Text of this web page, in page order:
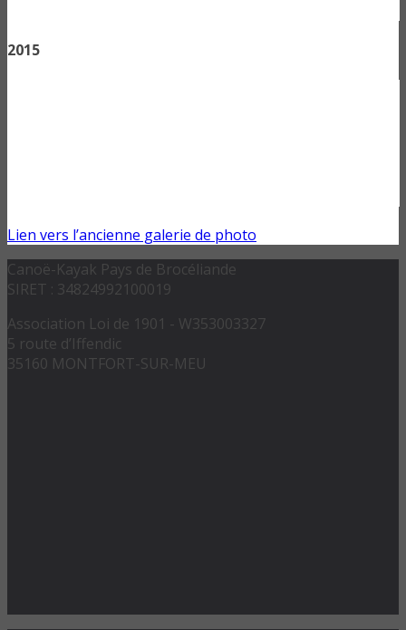
2015
Lien vers l’ancienne galerie de photo
Canoë-Kayak Pays de Brocéliande
SIRET : 34824992100019
Association Loi de 1901 - W353003327
5 route d’Iffendic
35160 MONTFORT-SUR-MEU